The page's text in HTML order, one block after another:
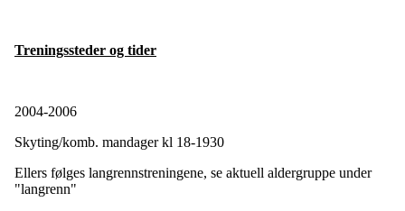
Treningssteder og tider
2004-2006
Skyting/komb. mandager kl 18-1930
Ellers følges langrennstreningene, se aktuell aldergruppe under
"langrenn"